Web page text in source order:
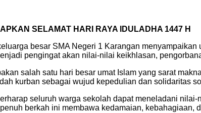
SELAMAT HARI RAYA IDULADHA 1447 H
besar SMA Negeri 1 Karangan
pengingat akan nilai-nilai keikhlasan,
salah satu hari besar umat Islam yang sarat
kurban sebagai wujud kepedulian dan solidaritas
seluruh warga sekolah dapat meneladani
berkah ini membawa kedamaian, kebahagiaan,